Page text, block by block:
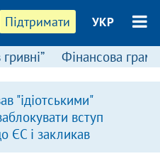
Підтримати УКР
Фінансова
"ідіотськими"
вступ
ЄС і закликав
антиукраїнську